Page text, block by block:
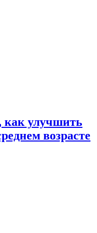
улучшить
возрасте